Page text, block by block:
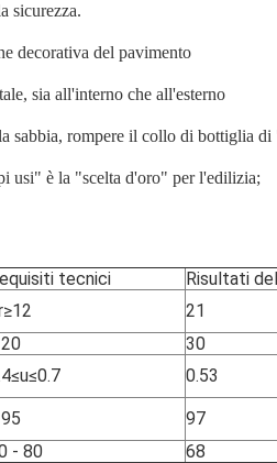
sicurezza.
decorativa del pavimento
sia all'interno che all'esterno
sabbia, rompere il collo di bottiglia
usi" è la "scelta d'oro" per l'edilizia;
tecnici
Risultati
21
30
0.53
97
- 80 68